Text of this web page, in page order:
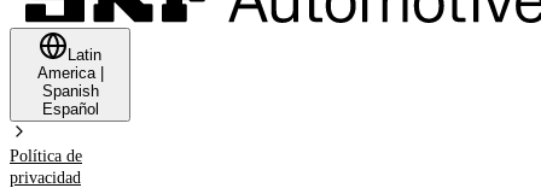
Latin
America|
Spanish
Español
Política de
privacidad